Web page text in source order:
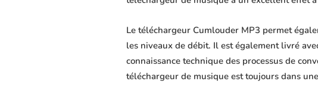
Le téléchargeur Cumlouder MP3 permet
les niveaux de débit. Il est également livré
connaissance technique des processus de
téléchargeur de musique est toujours dans